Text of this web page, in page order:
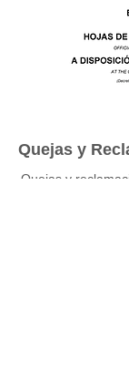
Quejas y
Quejas y